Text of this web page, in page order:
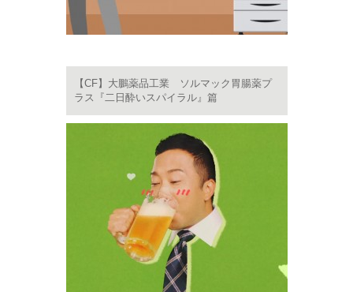
【CF】大鵬薬品工業 ソルマック胃腸薬プ
ラス『二日酔いスパイラル』篇